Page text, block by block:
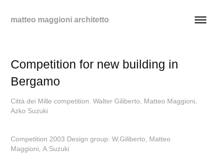
matteo maggioni architetto
Competition for new building in
Bergamo
Città dei Mille competition. Walter Giliberto, Matteo Maggioni,
Competition 2003 Design group: W.Giliberto, Matteo
Maggioni, A.Suzuki